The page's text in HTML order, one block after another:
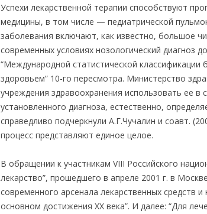
Успехи лекарственной терапии способствуют
медицины, в том числе — педиатрической
заболевания включают, как известно, большое
современных условиях нозологический диагноз
“Международной статистической классификации
здоровьем” 10-го пересмотра. Министерство
учреждения здравоохранения использовать ее в
установленного диагноза, естественно,
справедливо подчеркнули А.Г.Чучалин и соавт.
процесс представляют единое целое.
В обращении к участникам VIII Российского
лекарство”, прошедшего в апреле 2001 г. в
современного арсенала лекарственных средств
основном достижения XX века”. И далее: “Для